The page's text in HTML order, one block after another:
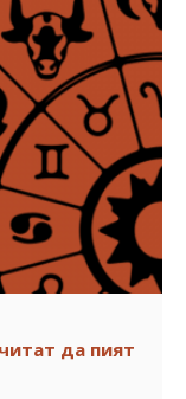
да пият